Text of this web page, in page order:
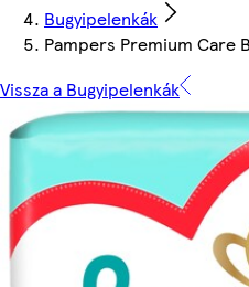
Bugyipelenkák
Pampers Premium Care
Vissza a Bugyipelenkák